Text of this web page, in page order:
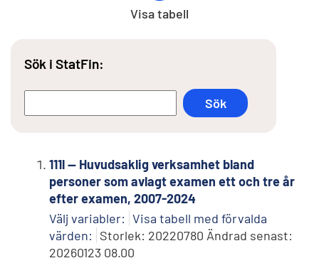
Visa tabell
Sök i StatFin:
111l -- Huvudsaklig verksamhet bland
personer som avlagt examen ett och tre år
efter examen, 2007-2024
Välj variabler: Visa tabell med förvalda
värden: Storlek: 20220780 Ändrad senast:
20260123 08.00